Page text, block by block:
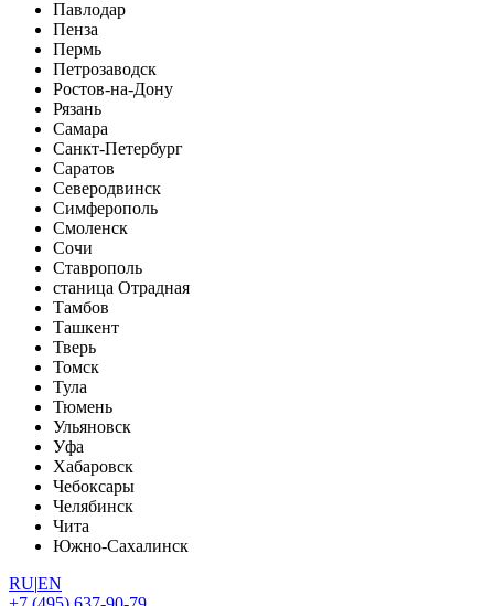
Павлодар
Пенза
Пермь
Петрозаводск
Ростов-на-Дону
Рязань
Самара
Санкт-Петербург
Саратов
Северодвинск
Симферополь
Смоленск
Сочи
Ставрополь
станица Отрадная
Тамбов
Ташкент
Тверь
Томск
Тула
Тюмень
Ульяновск
Уфа
Хабаровск
Чебоксары
Челябинск
Чита
Южно-Сахалинск
RU|EN